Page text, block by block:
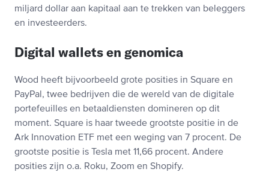
miljard dollar aan kapitaal aan te trekken van beleggers
en investeerders.
Digital wallets en genomica
Wood heeft bijvoorbeeld grote posities in Square en
PayPal, twee bedrijven die de wereld van de digitale
portefeuilles en betaaldiensten domineren op dit
moment. Square is haar tweede grootste positie in de
Ark Innovation ETF met een weging van 7 procent. De
grootste positie is Tesla met 11,66 procent. Andere
posities zijn o.a. Roku, Zoom en Shopify.